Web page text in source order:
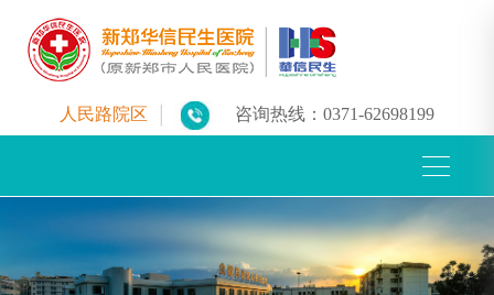
人民路院区 咨询热线：0371-62698199